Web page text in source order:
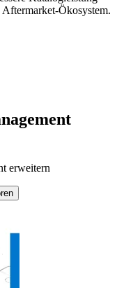
Ökosystem.
erweitern